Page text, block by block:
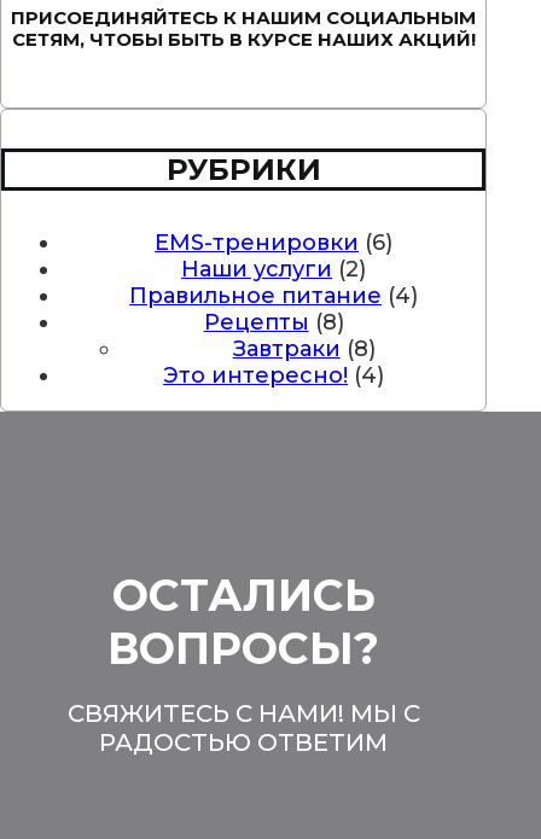
ПРИСОЕДИНЯЙТЕСЬ К НАШИМ СОЦИАЛЬНЫМ
СЕТЯМ, ЧТОБЫ БЫТЬ В КУРСЕ НАШИХ АКЦИЙ!
РУБРИКИ
EMS-тренировки (6)
Наши услуги (2)
Правильное питание (4)
Рецепты (8)
Завтраки (8)
Это интересно! (4)
ОСТАЛИСЬ
ВОПРОСЫ?
СВЯЖИТЕСЬ С НАМИ! МЫ С
РАДОСТЬЮ ОТВЕТИМ